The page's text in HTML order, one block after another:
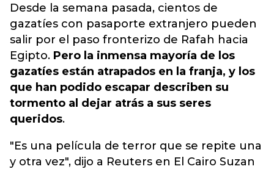
Desde la semana pasada, cientos de
gazatíes con pasaporte extranjero pueden
salir por el paso fronterizo de Rafah hacia
Egipto. Pero la inmensa mayoría de los
gazatíes están atrapados en la franja, y los
que han podido escapar describen su
tormento al dejar atrás a sus seres
queridos.
"Es una película de terror que se repite una
y otra vez", dijo a Reuters en El Cairo Suzan